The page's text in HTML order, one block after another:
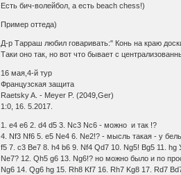
Есть бич-волейбол, а есть beach chess!)
Пример оттеда)
Д-р Тарраш любил говаривать:" Конь на краю
Таки оно так, но вот что бывает с
16 мая,4-й тур
Французская защита
Raetsky A. - Meyer P. (2049,Ger)
1:0, 16. 5.2017.
1. e4 e6 2. d4 d5 3. Nc3 Nc6 - можно и так !?
4. Nf3 Nf6 5. e5 Ne4 6. Ne2!? - мысль такая - у
f5 7. c3 Be7 8. h4 b6 9. Nf4 Qd7 10. Ng5! Bg5 11. hg
Ne7? 12. Qh5 g6 13. Ng6!? но можно было и по
Ng6 14. Qg6 hg 15. Rh8 Kf7 16. Rh7 Kg8 17. Rd7